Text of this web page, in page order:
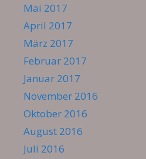
Mai 2017
April 2017
März 2017
Februar 2017
Januar 2017
November 2016
Oktober 2016
August 2016
Juli 2016